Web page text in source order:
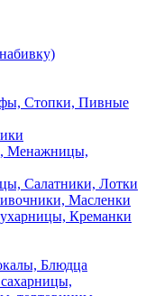
Стопки, Пивные
Менажницы,
Салатники, Лотки
Масленки
Креманки
Блюдца